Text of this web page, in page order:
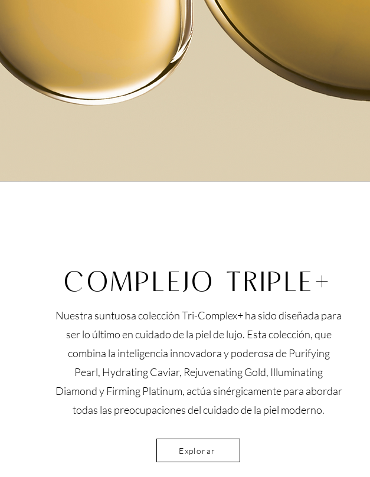
COMPLEJO TRIPLE+
Nuestra suntuosa colección Tri-Complex+ ha sido diseñada para
ser lo último en cuidado de la piel de lujo. Esta colección, que
combina la inteligencia innovadora y poderosa de Purifying
Pearl, Hydrating Caviar, Rejuvenating Gold, Illuminating
Diamond y Firming Platinum, actúa sinérgicamente para abordar
todas las preocupaciones del cuidado de la piel moderno.
Explorar